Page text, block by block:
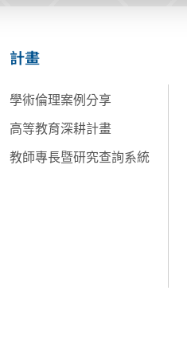
計畫
學術倫理案例分享
高等教育深耕計畫
教師專長暨研究查詢系統